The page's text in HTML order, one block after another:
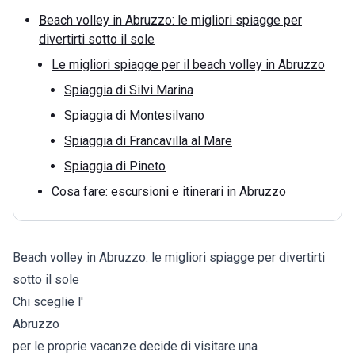
Beach volley in Abruzzo: le migliori spiagge per
divertirti sotto il sole
Le migliori spiagge per il beach volley in Abruzzo
Spiaggia di Silvi Marina
Spiaggia di Montesilvano
Spiaggia di Francavilla al Mare
Spiaggia di Pineto
Cosa fare: escursioni e itinerari in Abruzzo
Beach volley in Abruzzo: le migliori spiagge per divertirti
sotto il sole
Chi sceglie l'
Abruzzo
per le proprie vacanze decide di visitare una